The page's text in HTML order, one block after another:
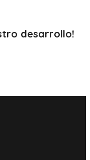
desarrollo!